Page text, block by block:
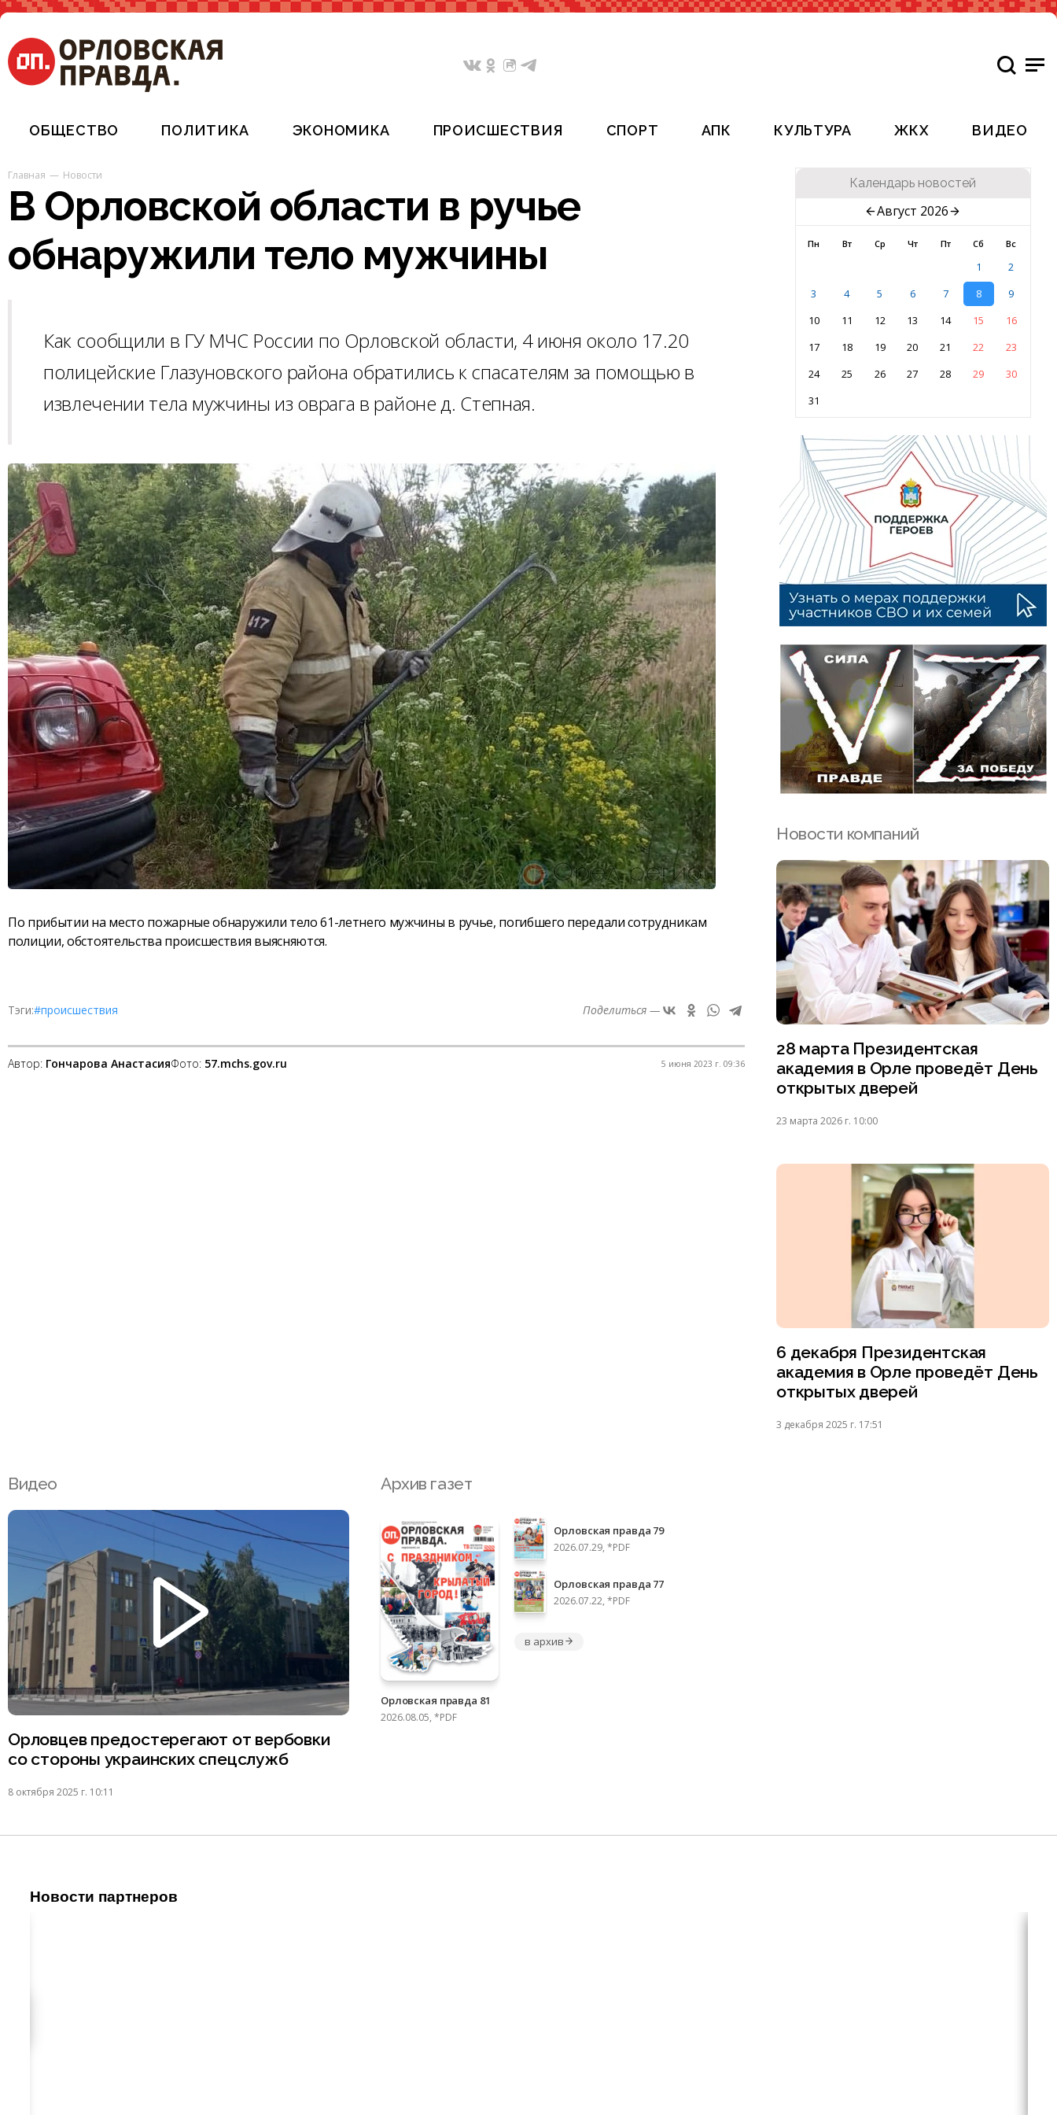
ОБЩЕСТВО ПОЛИТИКА ЭКОНОМИКА ПРОИСШЕСТВИЯ СПОРТ АПК КУЛЬТУРА ЖКХ ВИДЕО
Главная Новости
В Орловской области в ручье
обнаружили тело мужчины
Как сообщили в ГУ МЧС России по Орловской области, 4 июня около 17.20
полицейские Глазуновского района обратились к спасателям за помощью в
извлечении тела мужчины из оврага в районе д. Степная.
По прибытии на место пожарные обнаружили тело 61-летнего мужчины в ручье, погибшего передали сотрудникам
полиции, обстоятельства происшествия выясняются.
Тэги:#происшествия Поделиться —
Автор: Гончарова АнастасияФото: 57.mchs.gov.ru 5 июня 2023 г. 09:36
Календарь новостей
Август 2026
Пн Вт Ср Чт Пт Сб Вс
1
2
3
4 5 6 7 8
9
10
11 12 13 14 15
16
17
18 19 20 21 22
23
24
25 26 27 28 29
30
31
Новости компаний
28 марта Президентская
академия в Орле проведёт День
открытых дверей
23 марта 2026 г. 10:00
6 декабря Президентская
академия в Орле проведёт День
открытых дверей
3 декабря 2025 г. 17:51
Видео
Орловцев предостерегают от вербовки
со стороны украинских спецслужб
8 октября 2025 г. 10:11
Архив газет
Орловская правда 81
2026.08.05, *PDF
Орловская правда 79
2026.07.29, *PDF
Орловская правда 77
2026.07.22, *PDF
в архив
Новости партнеров